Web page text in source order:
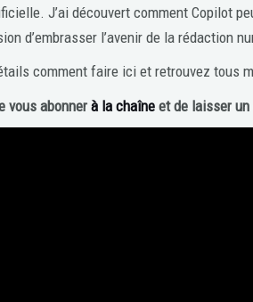
J’ai découvert comment Copilot
d’embrasser l’avenir de la rédaction
comment faire ici et retrouvez tous
vous abonnerà la chaîne et de laisser un